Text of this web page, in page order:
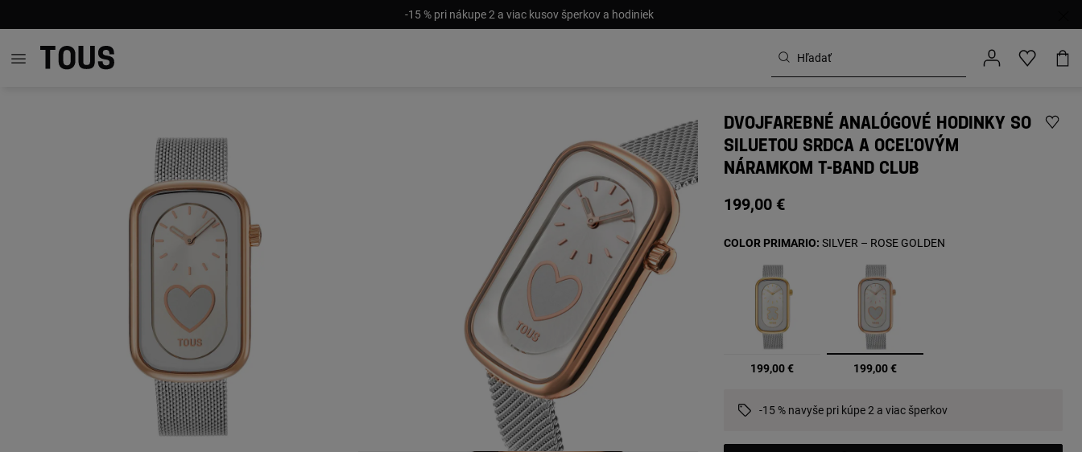
-15 % pri nákupe 2 a viac kusov šperkov a hodiniek
DVOJFAREBNÉ ANALÓGOVÉ HODINKY SO
SILUETOU SRDCA A OCEĽOVÝM
NÁRAMKOM T-BAND CLUB
199,00 €
199,00 € vybrané
199,00 €
COLOR PRIMARIO: SILVER – ROSE GOLDEN
-15 % navyše pri kúpe 2 a viac šperkov